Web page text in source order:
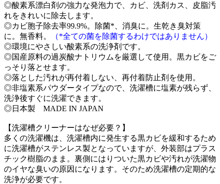
◎酸素系漂白剤の強力な発泡力で、カビ、洗剤カス、皮脂汚
れをきれいに除去します。
◎カビ胞子除去率99.9%。除菌*、消臭に。生乾き臭対策
に。無香料。
（*全ての菌を除菌するわけではありません）
◎環境にやさしい酸素系の洗浄剤です。
◎国産原料の過炭酸ナトリウムを厳選して使用。黒カビをご
っそり落とせます。
◎落とした汚れが再付着しない、再付着防止剤を使用。
◎非塩素系パウダータイプなので、洗濯槽に塩素が残らず、
洗浄後すぐに洗濯できます。
◎日本製 MADE IN JAPAN
【洗濯槽クリーナーはなぜ必要？】
多くの洗濯機は、洗濯槽内に発生する黒カビを緩和するため
に洗濯槽がステンレス製となっていますが、外装部はプラス
チック樹脂のまま。裏側にはりついた黒カビや汚れが洗濯物
のイヤな臭いの原因になります。そのため洗濯槽の定期的な
洗浄が必要です。